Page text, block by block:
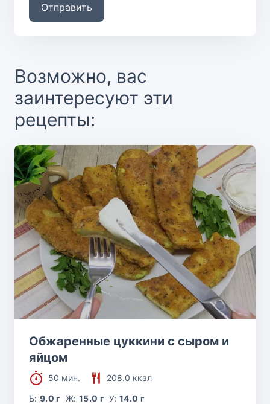
Отправить
Возможно, вас
заинтересуют эти
рецепты:
Обжаренные цуккини с сыром и
яйцом
50 мин.
208.0 ккал
Б:9.0 г Ж: 15.0 г У:14.0 г